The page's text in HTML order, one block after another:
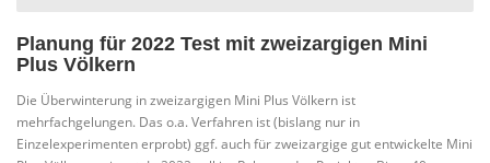
Planung für 2022 Test mit zweizargigen Mini
Plus Völkern
Die Überwinterung in zweizargigen Mini Plus Völkern ist
mehrfachgelungen. Das o.a. Verfahren ist (bislang nur in
Einzelexperimenten erprobt) ggf. auch für zweizargige gut entwickelte Mini